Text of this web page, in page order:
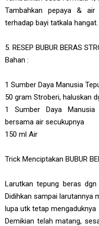
Tambahkan pepaya &
terhadap bayi tatkala hangat.
5. RESEP BUBUR BERAS
Bahan :
1 Sumber Daya Manusia
50 gram Stroberi, haluskan
1 Sumber Daya
bersama air secukupnya
150 ml Air
Trick Menciptakan BUBUR
Larutkan tepung beras
Didihkan sampai larutannya
lupa utk tetap mengaduknya
Demikian telah matang,